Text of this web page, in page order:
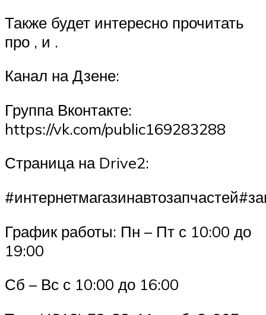
Также будет интересно прочитать
про , и .
Канал на Дзене:
Группа Вконтакте:
https://vk.com/public169283288
Страница на Drive2:
График работы: Пн – Пт с 10:00 до
19:00
Сб – Вс с 10:00 до 16:00